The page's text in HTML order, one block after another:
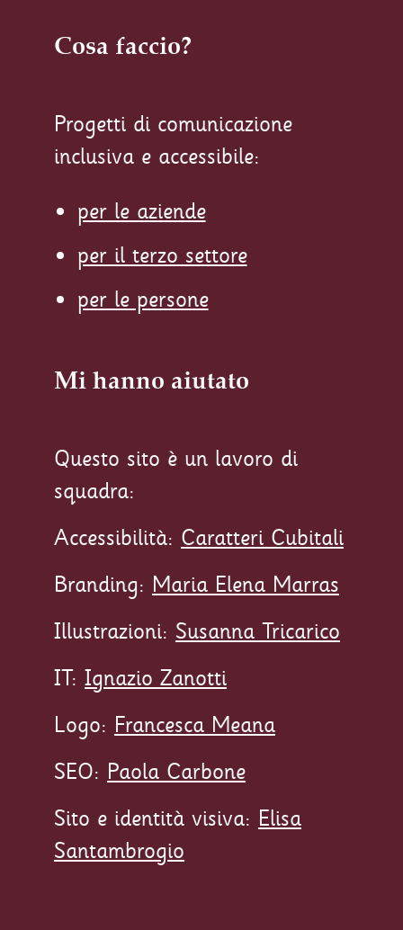
Cosa faccio?
Progetti di comunicazione
inclusiva e accessibile:
per le aziende
per il terzo settore
per le persone
Mi hanno aiutato
Questo sito è un lavoro di
squadra:
Accessibilità: Caratteri Cubitali
Branding: Maria Elena Marras
Illustrazioni: Susanna Tricarico
IT: Ignazio Zanotti
Logo: Francesca Meana
SEO: Paola Carbone
Sito e identità visiva: Elisa
Santambrogio